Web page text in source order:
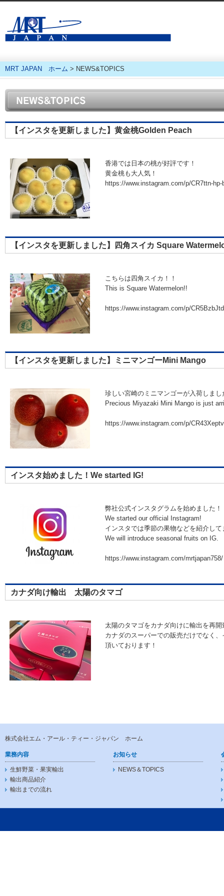
MRT JAPAN ホーム > NEWS&TOPICS
【インスタを更新しました】黄金桃Golden Peach
香港では日本の桃が好評です！
黄金桃も大人気！
https://www.instagram.com/p/CR7ttn-
【インスタを更新しました】四角スイカ Square
こちらは四角スイカ！！
This is Square Watermelon!!
https://www.instagram.com/p/
【インスタを更新しました】ミニマンゴーMini Mango
珍しい宮崎のミニマンゴーが入荷しまし
Precious Miyazaki Mini Mango is just
https://www.instagram.com/p/
インスタ始めました！We started IG!
弊社公式インスタグラムを始めました！
We started our official Instagram!
インスタでは季節の果物などを紹介し
We will introduce seasonal fruits on IG.
https://www.instagram.com/mrtjapan758/
カナダ向け輸出 太陽のタマゴ
太陽のタマゴをカナダ向けに輸出を再開
カナダのスーパーでの販売だけでなく
頂いております！
株式会社エム・アール・ティー・ジャパン ホーム
業務内容
生鮮野菜・果実輸出
輸出商品紹介
輸出までの流れ
お知らせ
NEWS＆TOPICS